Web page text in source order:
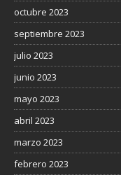
octubre 2023
septiembre 2023
julio 2023
junio 2023
mayo 2023
abril 2023
marzo 2023
febrero 2023